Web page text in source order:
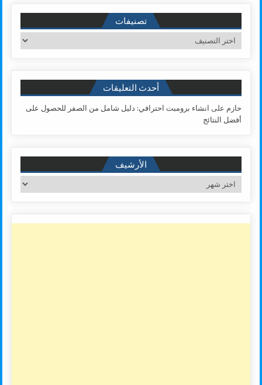
تصنيفات
تصنيفات
أحدث التعليقات
حازم على انشاء برومبت احترافي: دليل شامل من الصفر للحصول على
أفضل النتائج
الأرشيف
الأرشيف